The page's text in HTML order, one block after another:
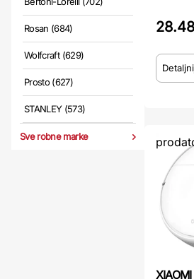
Rosan (684)
Wolfcraft (629)
Prosto (627)
STANLEY (573)
Sve robne marke